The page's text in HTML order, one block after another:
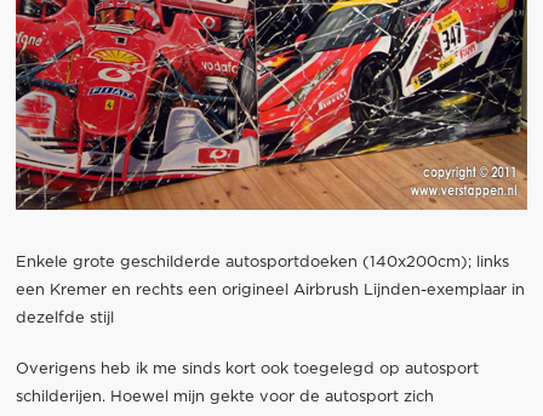
Enkele grote geschilderde autosportdoeken (140x200cm); links
een Kremer en rechts een origineel Airbrush Lijnden-exemplaar in
dezelfde stijl
Overigens heb ik me sinds kort ook toegelegd op autosport
schilderijen. Hoewel mijn gekte voor de autosport zich